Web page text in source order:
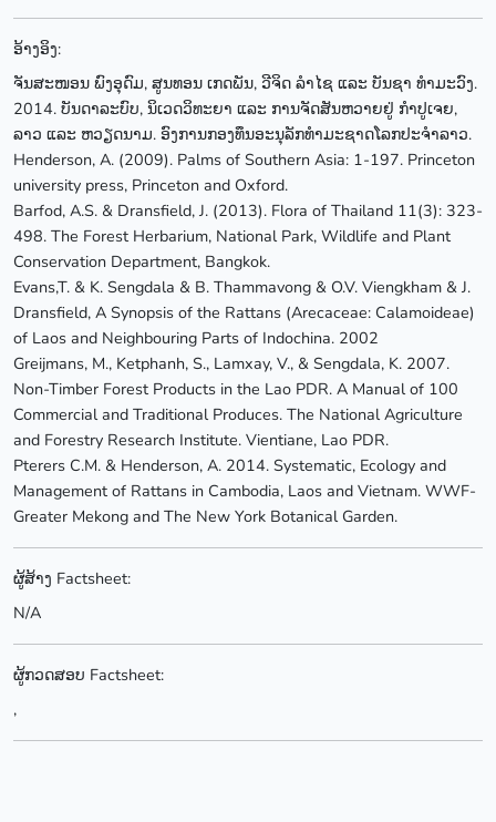
ອ້າງອິງ:
ຈັນສະໜອນ ພົງອຸດົມ, ສູນທອນ ເກດພັນ, ວີຈິດ ລຳໄຊ ແລະ ບັນຊາ ທຳມະວົງ.
2014. ບັນດາລະບົບ, ນິເວດວິທະຍາ ແລະ ການຈັດສັນຫວາຍຢູ່ ກຳປູເຈຍ,
ລາວ ແລະ ຫວຽດນາມ. ອົງການກອງທຶນອະນຸລັກທຳມະຊາດໂລກປະຈຳລາວ.
Henderson, A. (2009). Palms of Southern Asia: 1-197. Princeton
university press, Princeton and Oxford.
Barfod, A.S. & Dransfield, J. (2013). Flora of Thailand 11(3): 323-
498. The Forest Herbarium, National Park, Wildlife and Plant
Conservation Department, Bangkok.
Evans,T. & K. Sengdala & B. Thammavong & O.V. Viengkham & J.
Dransfield, A Synopsis of the Rattans (Arecaceae: Calamoideae)
of Laos and Neighbouring Parts of Indochina. 2002
Greijmans, M., Ketphanh, S., Lamxay, V., & Sengdala, K. 2007.
Non-Timber Forest Products in the Lao PDR. A Manual of 100
Commercial and Traditional Produces. The National Agriculture
and Forestry Research Institute. Vientiane, Lao PDR.
Pterers C.M. & Henderson, A. 2014. Systematic, Ecology and
Management of Rattans in Cambodia, Laos and Vietnam. WWF-
Greater Mekong and The New York Botanical Garden.
ຜູ້ສ້າງ Factsheet:
N/A
ຜູ້ກວດສອບ Factsheet:
,